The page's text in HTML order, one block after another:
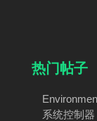
热门帖子
系统控制器